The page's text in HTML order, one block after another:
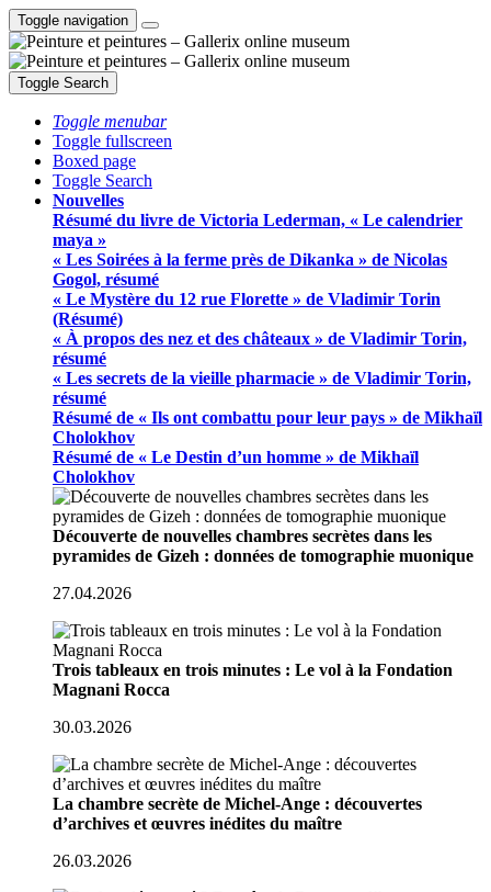
Toggle navigation
Toggle Search
Toggle menubar
Toggle fullscreen
Boxed page
Toggle Search
Nouvelles
Résumé du livre de Victoria Lederman, « Le calendrier
maya »
« Les Soirées à la ferme près de Dikanka » de Nicolas
Gogol, résumé
« Le Mystère du 12 rue Florette » de Vladimir Torin
(Résumé)
« À propos des nez et des châteaux » de Vladimir Torin,
résumé
« Les secrets de la vieille pharmacie » de Vladimir Torin,
résumé
Résumé de « Ils ont combattu pour leur pays » de Mikhaïl
Cholokhov
Résumé de « Le Destin d’un homme » de Mikhaïl
Cholokhov
Découverte de nouvelles chambres secrètes dans les
pyramides de Gizeh : données de tomographie muonique
27.04.2026
Trois tableaux en trois minutes : Le vol à la Fondation
Magnani Rocca
30.03.2026
La chambre secrète de Michel-Ange : découvertes
d’archives et œuvres inédites du maître
26.03.2026